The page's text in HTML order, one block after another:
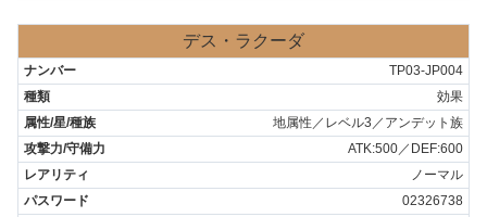
デス・ラクーダ
TP03-JP004
効果
地属性／レベル3／アンデット族
ATK:500／DEF:600
ノーマル
02326738